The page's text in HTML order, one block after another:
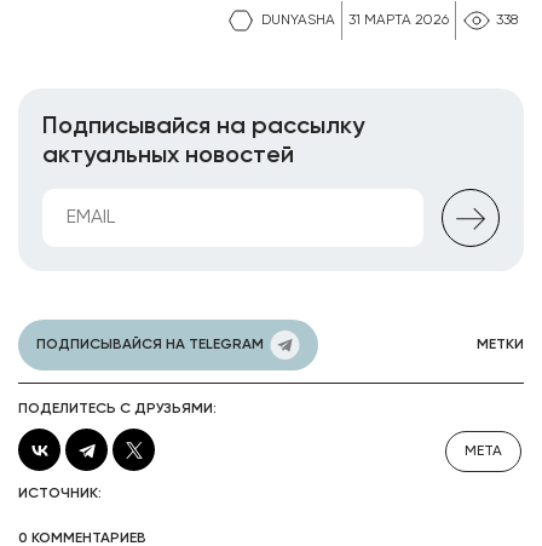
DUNYASHA 31 МАРТА 2026 338
Подписывайся на рассылку
актуальных новостей
ПОДПИСЫВАЙСЯ НА TELEGRAM МЕТКИ
ПОДЕЛИТЕСЬ С ДРУЗЬЯМИ:
META
ИСТОЧНИК:
0 КОММЕНТАРИЕВ